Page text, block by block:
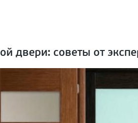
двери: советы от